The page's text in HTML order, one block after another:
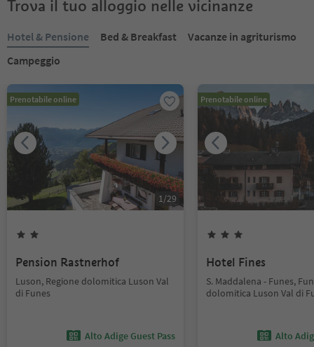
Trova il tuo alloggio nelle vicinanze
Hotel & Pensione Bed & Breakfast
Vacanze in agriturismo
Campeggio
Prenotabile online
1/29
Pension Rastnerhof
Luson, Regione dolomitica Luson Val
di Funes
Alto Adige Guest Pass
Prenotabile online
Hotel Fines
S. Maddalena - Funes,
dolomitica Luson Val di
Alto